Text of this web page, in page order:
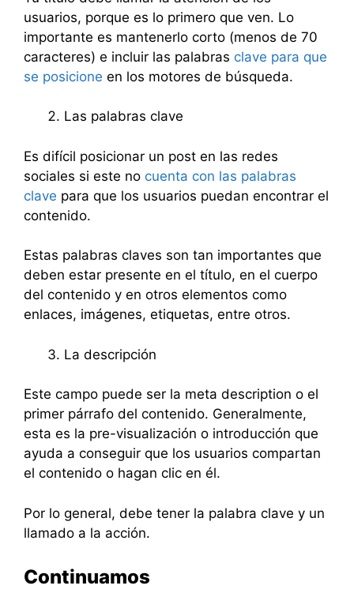
usuarios, porque es lo primero que ven. Lo
importante es mantenerlo corto (menos de 70
caracteres) e incluir las palabras clave para que
se posicione en los motores de búsqueda.
Las palabras clave
Es difícil posicionar un post en las redes
sociales si este no cuenta con las palabras
clave para que los usuarios puedan encontrar el
contenido.
Estas palabras claves son tan importantes que
deben estar presente en el título, en el cuerpo
del contenido y en otros elementos como
enlaces, imágenes, etiquetas, entre otros.
La descripción
Este campo puede ser la meta description o el
primer párrafo del contenido. Generalmente,
esta es la pre-visualización o introducción que
ayuda a conseguir que los usuarios compartan
el contenido o hagan clic en él.
Por lo general, debe tener la palabra clave y un
llamado a la acción.
Continuamos